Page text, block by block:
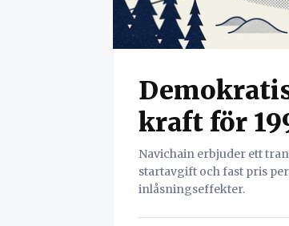
kraft för
Navichain erbjuder ett
startavgift och fast pris
inlåsningseffekter.